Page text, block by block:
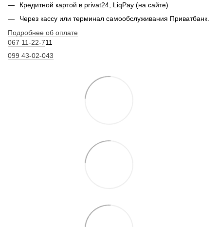
Кредитной картой в privat24, LiqPay (на сайте)
Через кассу или терминал самообслуживания Приватбанк.
Подробнее об оплате
067 11-22-711
099 43-02-043